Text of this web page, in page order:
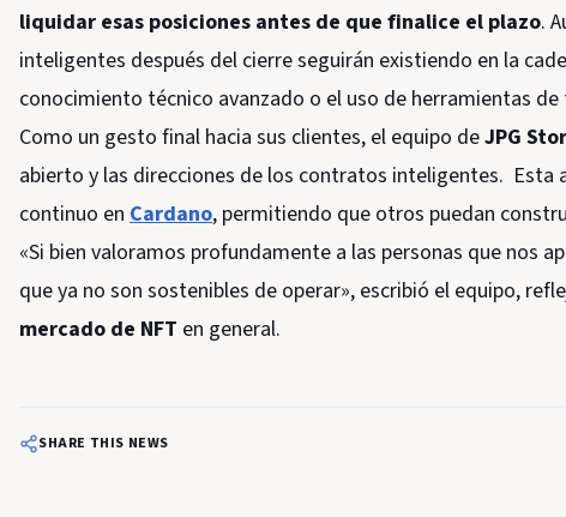
liquidar esas posiciones antes de que finalice el plazo.
inteligentes después del cierre seguirán existiendo en la
conocimiento técnico avanzado o el uso de herramientas
Como un gesto final hacia sus clientes, el equipo deJPG
abierto y las direcciones de los contratos inteligentes. Esta
continuo en Cardano, permitiendo que otros puedan
«Si bien valoramos profundamente a las personas que nos
que ya no son sostenibles de operar», escribió el equipo,
mercado de NFT en general.
SHARE THIS NEWS